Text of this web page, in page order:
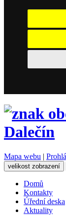
Dalečín
Mapa webu |
velikost zobrazení
Domů
Kontakty
Úřední deska
Aktuality